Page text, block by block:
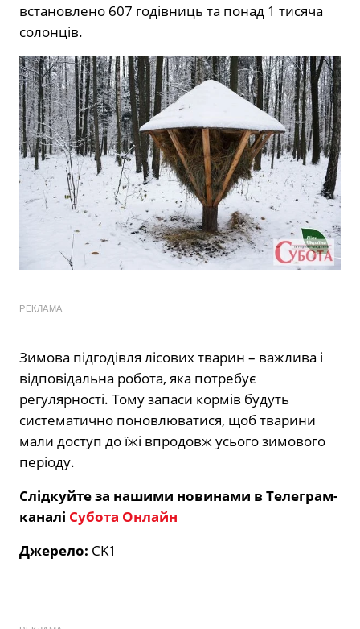
встановлено 607 годівниць та понад 1 тисяча
солонців.
РЕКЛАМА
Зимова підгодівля лісових тварин – важлива і
відповідальна робота, яка потребує
регулярності. Тому запаси кормів будуть
систематично поновлюватися, щоб тварини
мали доступ до їжі впродовж усього зимового
періоду.
Слідкуйте за нашими новинами в Телеграм-
каналі Субота Онлайн
Джерело: CK1